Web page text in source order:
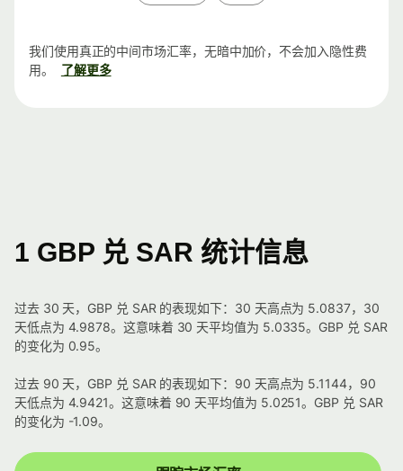
我们使用真正的中间市场汇率，无暗中加价，不会加入隐性费
用。
了解更多
1 GBP 兑 SAR 统计信息
过去 30 天，GBP 兑 SAR 的表现如下：30 天高点为 5.0837，30
天低点为 4.9878。这意味着 30 天平均值为 5.0335。GBP 兑 SAR
的变化为 0.95。
过去 90 天，GBP 兑 SAR 的表现如下：90 天高点为 5.1144，90
天低点为 4.9421。这意味着 90 天平均值为 5.0251。GBP 兑 SAR
的变化为 -1.09。